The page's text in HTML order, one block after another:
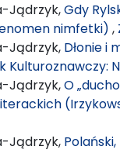
Jądrzyk,Gdy
nimfetki) ,
Jądrzyk, Dłonie i
Kulturoznawczy:
Jądrzyk,O
Jądrzyk,